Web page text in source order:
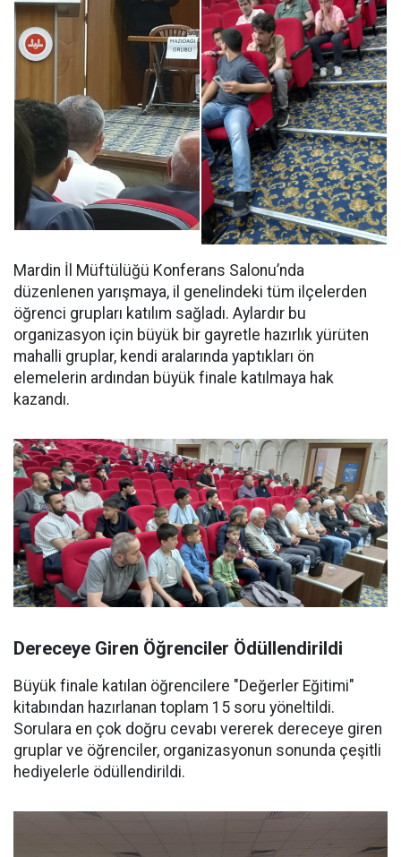
Mardin İl Müftülüğü Konferans Salonu’nda
düzenlenen yarışmaya, il genelindeki tüm ilçelerden
öğrenci grupları katılım sağladı. Aylardır bu
organizasyon için büyük bir gayretle hazırlık yürüten
mahalli gruplar, kendi aralarında yaptıkları ön
elemelerin ardından büyük finale katılmaya hak
kazandı.
Dereceye Giren Öğrenciler Ödüllendirildi
Büyük finale katılan öğrencilere "Değerler Eğitimi"
kitabından hazırlanan toplam 15 soru yöneltildi.
Sorulara en çok doğru cevabı vererek dereceye giren
gruplar ve öğrenciler, organizasyonun sonunda çeşitli
hediyelerle ödüllendirildi.